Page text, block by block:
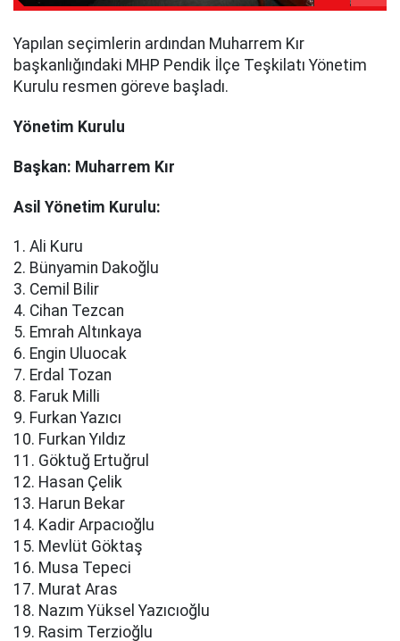
Yapılan seçimlerin ardından Muharrem Kır
başkanlığındaki MHP Pendik İlçe Teşkilatı Yönetim
Kurulu resmen göreve başladı.
Yönetim Kurulu
Başkan: Muharrem Kır
Asil Yönetim Kurulu:
1. Ali Kuru
2. Bünyamin Dakoğlu
3. Cemil Bilir
4. Cihan Tezcan
5. Emrah Altınkaya
6. Engin Uluocak
7. Erdal Tozan
8. Faruk Milli
9. Furkan Yazıcı
10. Furkan Yıldız
11. Göktuğ Ertuğrul
12. Hasan Çelik
13. Harun Bekar
14. Kadir Arpacıoğlu
15. Mevlüt Göktaş
16. Musa Tepeci
17. Murat Aras
18. Nazım Yüksel Yazıcıoğlu
19. Rasim Terzioğlu